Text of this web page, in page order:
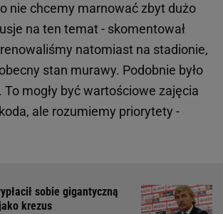
nie chcemy marnować zbyt dużo
na ten temat - skomentował
natomiast na stadionie,
stan murawy. Podobnie było
mogły być wartościowe zajęcia
ale rozumiemy priorytety -
sobie gigantyczną
krezus